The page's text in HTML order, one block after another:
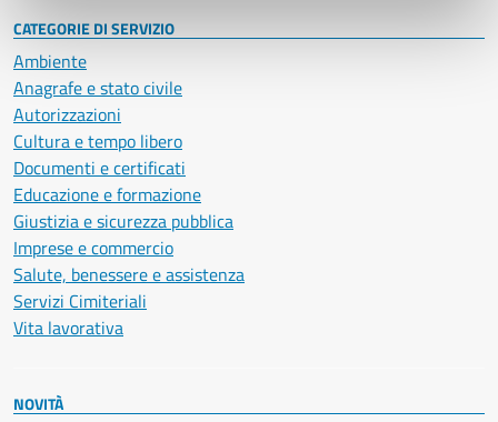
CATEGORIE DI SERVIZIO
Ambiente
Anagrafe e stato civile
Autorizzazioni
Cultura e tempo libero
Documenti e certificati
Educazione e formazione
Giustizia e sicurezza pubblica
Imprese e commercio
Salute, benessere e assistenza
Servizi Cimiteriali
Vita lavorativa
NOVITÀ